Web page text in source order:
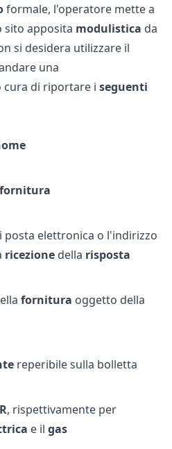
formale, l'operatore mette a
sito apposita modulistica da
si desidera utilizzare il
una
cura di riportare i seguenti
fornitura
posta elettronica o l'indirizzo
ricezione della risposta
fornitura oggetto della
reperibile sulla bolletta
, rispettivamente per
e il gas